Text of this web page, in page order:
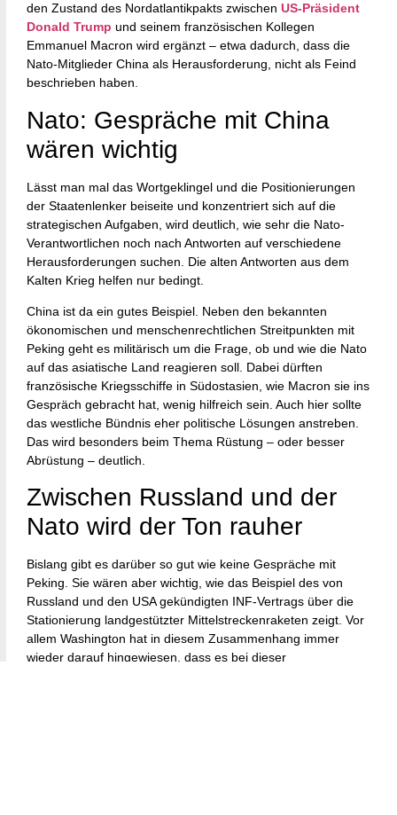
den Zustand des Nordatlantikpakts zwischen US-Präsident
Donald Trump und seinem französischen Kollegen
Emmanuel Macron wird ergänzt – etwa dadurch, dass die
Nato-Mitglieder China als Herausforderung, nicht als Feind
beschrieben haben.
Nato: Gespräche mit China
wären wichtig
Lässt man mal das Wortgeklingel und die Positionierungen
der Staatenlenker beiseite und konzentriert sich auf die
strategischen Aufgaben, wird deutlich, wie sehr die Nato-
Verantwortlichen noch nach Antworten auf verschiedene
Herausforderungen suchen. Die alten Antworten aus dem
Kalten Krieg helfen nur bedingt.
China ist da ein gutes Beispiel. Neben den bekannten
ökonomischen und menschenrechtlichen Streitpunkten mit
Peking geht es militärisch um die Frage, ob und wie die Nato
auf das asiatische Land reagieren soll. Dabei dürften
französische Kriegsschiffe in Südostasien, wie Macron sie ins
Gespräch gebracht hat, wenig hilfreich sein. Auch hier sollte
das westliche Bündnis eher politische Lösungen anstreben.
Das wird besonders beim Thema Rüstung – oder besser
Abrüstung – deutlich.
Zwischen Russland und der
Nato wird der Ton rauher
Bislang gibt es darüber so gut wie keine Gespräche mit
Peking. Sie wären aber wichtig, wie das Beispiel des von
Russland und den USA gekündigten INF-Vertrags über die
Stationierung landgestützter Mittelstreckenraketen zeigt. Vor
allem Washington hat in diesem Zusammenhang immer
wieder darauf hingewiesen, dass es bei dieser